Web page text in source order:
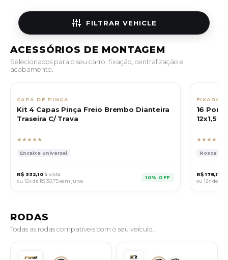
FILTRAR VEHICLE
ACESSÓRIOS DE MONTAGEM
Selecionados para o seu carro: fixação, centralização e
acabamento.
CAPA DE PINÇA
Kit 4 Capas Pinça Freio Brembo Dianteira
Traseira C/ Trava
★★★★★
Encaixe universal
R$ 332,10 à vista
ou 12x de R$ 30,75sem juros
10% OFF
16
12x1,5
★★★★★
Rosca
R$ 178,11
ou 12x de
RODAS
Todas as rodas compatíveis com o seu veículo.